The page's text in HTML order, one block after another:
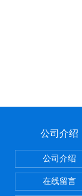
公司介绍
公司介绍
在线留言